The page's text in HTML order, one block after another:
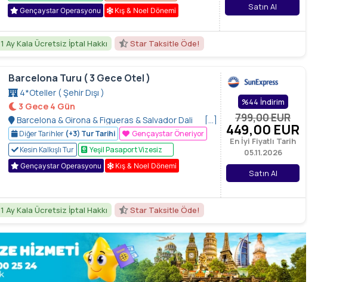
Gençaystar Operasyonu Kış & Noel Dönemi
Satın Al
1 Ay Kala Ücretsiz İptal Hakkı Star Taksitle Öde!
Barcelona Turu ( 3 Gece Otel )
4*Oteller ( Şehir Dışı )
3 Gece 4 Gün
Barcelona & Girona & Figueras & Salvador Dali
Müzesi Gotik & El Born Mahalleleri & Park Guell
[…]
Diğer Tarihler (+3) Tur Tarihi
Gençaystar Öneriyor
Kesin Kalkışlı Tur
Yeşil Pasaport Vizesiz
Gençaystar Operasyonu Kış & Noel Dönemi
%44 İndirim
799,00EUR
449,00 EUR
En İyi Fiyatlı Tarih
05.11.2026
Satın Al
1 Ay Kala Ücretsiz İptal Hakkı Star Taksitle Öde!